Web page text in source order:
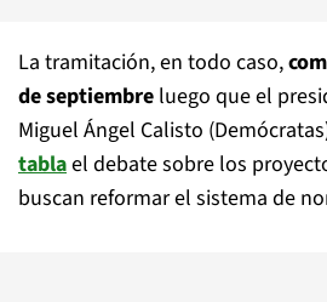
La tramitación, en todo caso,
de septiembre luego que el
Miguel Ángel Calisto
tablael debate sobre los
buscan reformar el sistema de